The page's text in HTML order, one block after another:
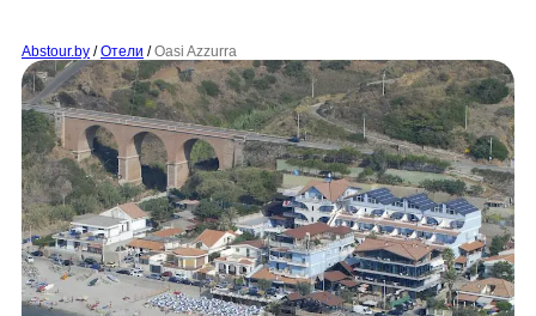
Abstour.by / Отели / Oasi Azzurra